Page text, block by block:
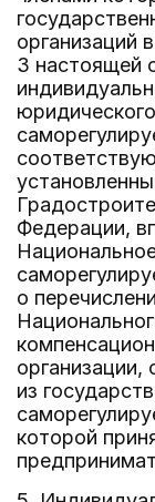
организаций
3 настоящей
Федерации,
о
из
которой